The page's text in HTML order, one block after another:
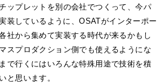
ップレットを別の会社でつくって、今パ
装しているように、OSATがインターポー
社から集めて実装する時代が来るかもし
スプロダクション側でも使えるようにな
で行くにはいろんな特殊用途で技術を積
と思います。